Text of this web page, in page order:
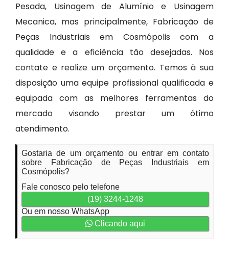
Pesada, Usinagem de Alumínio e Usinagem
Mecanica, mas principalmente, Fabricação de
Peças Industriais em Cosmópolis com a
qualidade e a eficiência tão desejadas. Nos
contate e realize um orçamento. Temos à sua
disposição uma equipe profissional qualificada e
equipada com as melhores ferramentas do
mercado visando prestar um ótimo
atendimento.
Gostaria de um orçamento ou entrar em contato
sobre Fabricação de Peças Industriais em
Cosmópolis?
Fale conosco pelo telefone
(19) 3244-1248
Ou em nosso WhatsApp
Clicando aqui